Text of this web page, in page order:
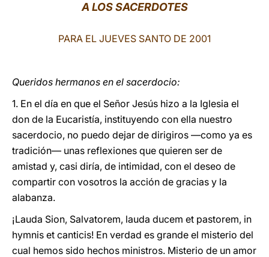
A LOS SACERDOTES
PARA EL JUEVES SANTO DE 2001
Queridos hermanos en el sacerdocio:
1. En el día en que el Señor Jesús hizo a la Iglesia el
don de la Eucaristía, instituyendo con ella nuestro
sacerdocio, no puedo dejar de dirigiros —como ya es
tradición— unas reflexiones que quieren ser de
amistad y, casi diría, de intimidad, con el deseo de
compartir con vosotros la acción de gracias y la
alabanza.
¡Lauda Sion, Salvatorem, lauda ducem et pastorem, in
hymnis et canticis! En verdad es grande el misterio del
cual hemos sido hechos ministros. Misterio de un amor